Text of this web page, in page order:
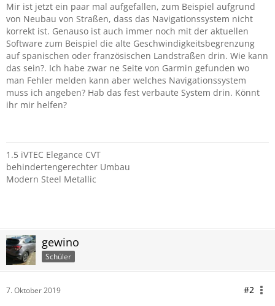
Mir ist jetzt ein paar mal aufgefallen, zum Beispiel aufgrund
von Neubau von Straßen, dass das Navigationssystem nicht
korrekt ist. Genauso ist auch immer noch mit der aktuellen
Software zum Beispiel die alte Geschwindigkeitsbegrenzung
auf spanischen oder französischen Landstraßen drin. Wie kann
das sein?. Ich habe zwar ne Seite von Garmin gefunden wo
man Fehler melden kann aber welches Navigationssystem
muss ich angeben? Hab das fest verbaute System drin. Könnt
ihr mir helfen?
1.5 iVTEC Elegance CVT
behindertengerechter Umbau
Modern Steel Metallic
gewino
Schüler
7. Oktober 2019 #2